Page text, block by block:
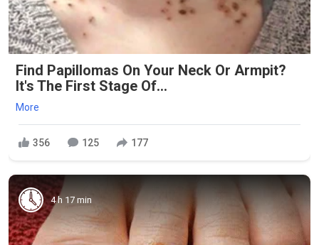
Find Papillomas On Your Neck Or Armpit?
It's The First Stage Of...
More
356 125 177
4 h 17 min